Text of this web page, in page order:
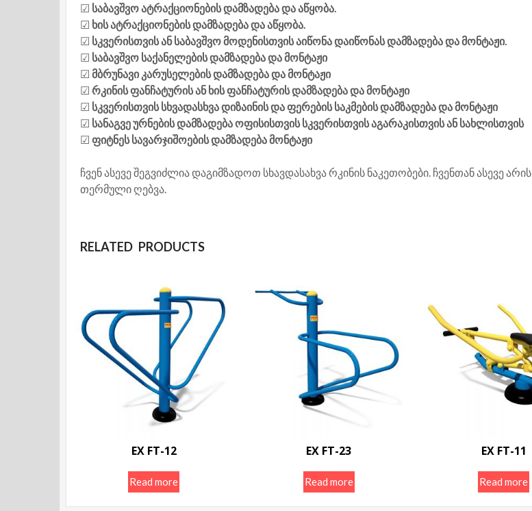
☑ საბავშვო ატრაქციონების დამზადება და აწყობა.
☑ ხის ატრაქციონების დამზადება და აწყობა.
☑ სკვერისთვის ან საბავშვო მოდენისთვის აიწონა დაიწონას დამზადება და მონტაჟი.
☑ საბავშვო საქანელების დამზადება და მონტაჟი
☑ მბრუნავი კარუსელების დამზადება და მონტაჟი
☑ რკინის ფანჩატურის ან ხის ფანჩატურის დამზადება და მონტაჟი
☑ სკვერისთვის სხვადასხვა დიზაინის და ფერების საკმების დამზადება და მონტაჟი
☑ სანაგვე ურნების დამზადება ოფისისთვის სკვერისთვის აგარაკისთვის ან სახლისთვის
☑ ფიტნეს სავარჯიშოების დამზადება მონტაჟი
ჩვენ ასევე შეგვიძლია დაგიმზადოთ სხავდასახვა რკინის ნაკეთობები. ჩვენთან ასევე არის
თერმული ღებვა.
RELATED PRODUCTS
EX FT-12
Read more
EX FT-23
Read more
EX FT-11
Read more